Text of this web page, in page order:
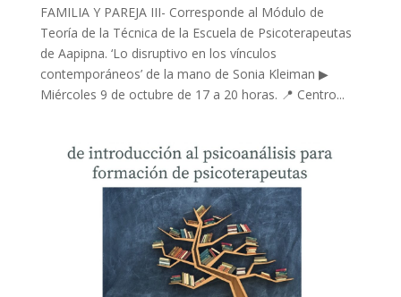
FAMILIA Y PAREJA III- Corresponde al Módulo de
Teoría de la Técnica de la Escuela de Psicoterapeutas
de Aapipna. ‘Lo disruptivo en los vínculos
contemporáneos’ de la mano de Sonia Kleiman ▶
Miércoles 9 de octubre de 17 a 20 horas. 📍 Centro...